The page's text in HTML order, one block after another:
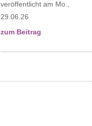
Mo.,
29.06.26
zum Beitrag